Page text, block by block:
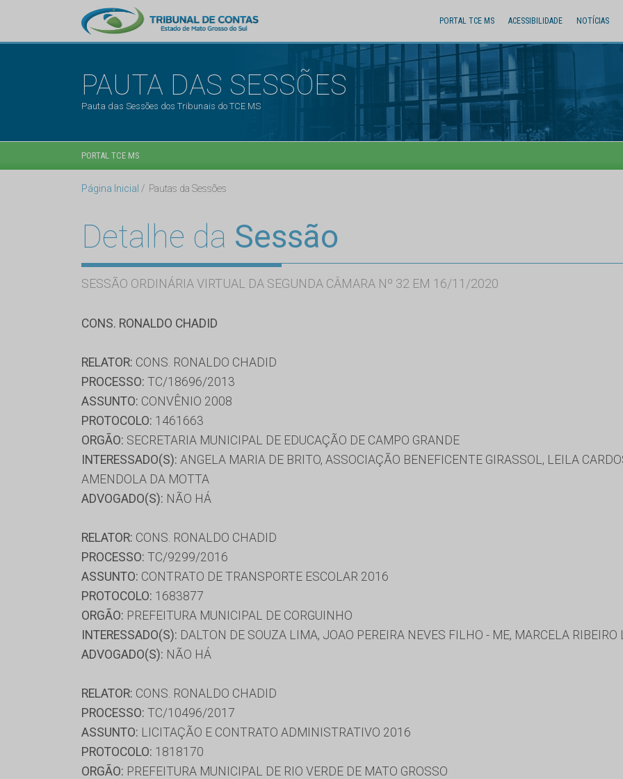
PORTAL TCE MS ACESSIBILIDADE NOTÍCIAS
PAUTA DAS SESSÕES
Pauta das Sessões dos Tribunais do TCE MS
PORTAL TCE MS
Página Inicial Pautas da Sessões
Detalhe da Sessão
SESSÃO ORDINÁRIA VIRTUAL DA SEGUNDA CÂMARA Nº 32 EM 16/11/2020
CONS. RONALDO CHADID
RELATOR: CONS. RONALDO CHADID
PROCESSO: TC/18696/2013
ASSUNTO: CONVÊNIO 2008
PROTOCOLO: 1461663
ORGÃO: SECRETARIA MUNICIPAL DE EDUCAÇÃO DE CAMPO GRANDE
INTERESSADO(S): ANGELA MARIA DE BRITO, ASSOCIAÇÃO BENEFICENTE GIRASSOL, LEILA
AMENDOLA DA MOTTA
ADVOGADO(S): NÃO HÁ
RELATOR: CONS. RONALDO CHADID
PROCESSO: TC/9299/2016
ASSUNTO: CONTRATO DE TRANSPORTE ESCOLAR 2016
PROTOCOLO: 1683877
ORGÃO: PREFEITURA MUNICIPAL DE CORGUINHO
INTERESSADO(S): DALTON DE SOUZA LIMA, JOAO PEREIRA NEVES FILHO - ME, MARCELA RIBEIRO
ADVOGADO(S): NÃO HÁ
RELATOR: CONS. RONALDO CHADID
PROCESSO: TC/10496/2017
ASSUNTO: LICITAÇÃO E CONTRATO ADMINISTRATIVO 2016
PROTOCOLO: 1818170
ORGÃO: PREFEITURA MUNICIPAL DE RIO VERDE DE MATO GROSSO